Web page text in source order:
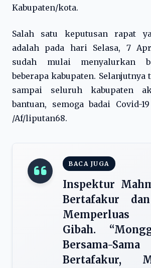
Kabupaten/kota.
Salah satu keputusan rapat
adalah pada hari Selasa, 7
sudah mulai menyalurkan
beberapa kabupaten. Selanjutnya
sampai seluruh kabupaten
bantuan, semoga badai Covid-
/Af/liputan68.
BACA JUGA
Inspektur
Bertafakur
Memperluas
Gibah.
Bersama-Sama
Bertafakur,